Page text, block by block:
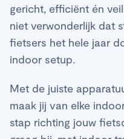
gericht, efficiënt én
niet verwonderlijk dat
fietsers het hele jaar
indoor setup.
Met de juiste
maak jij van elke
stap richting jouw